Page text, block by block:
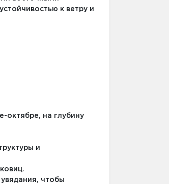
к ветру и
октябре, на глубину
и
чтобы